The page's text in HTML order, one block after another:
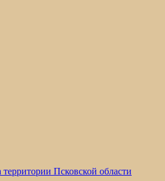
Псковской области